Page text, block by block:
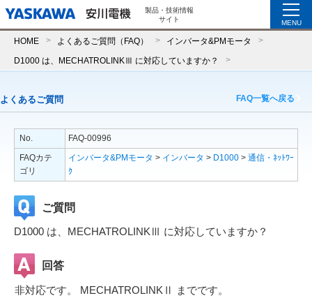
製品・技術情報
サイト
MENU
HOME よくあるご質問（FAQ） インバータ&PMモータ
D1000 は、MECHATROLINKⅢ に対応していますか？
よくあるご質問 FAQ一覧へ戻る
No.
FAQ-00996
FAQカテ
ゴリ
インバータ&PMモータ > インバータ > D1000 > 通信・ﾈｯﾄﾜｰ
ｸ
ご質問
D1000 は、MECHATROLINKⅢ に対応していますか？
回答
非対応です。 MECHATROLINKⅡ までです。